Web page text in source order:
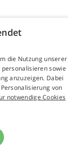
die Nutzung unserer
sowie
anzuzeigen. Dabei
von
notwendige Cookies